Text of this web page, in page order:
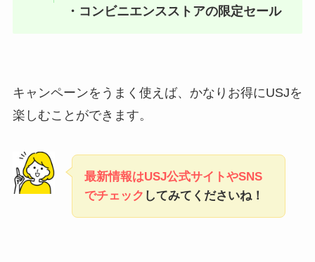
・コンビニエンスストアの限定セール
キャンペーンをうまく使えば、かなりお得にUSJを
楽しむことができます。
最新情報はUSJ公式サイトやSNS
でチェック してみてくださいね！